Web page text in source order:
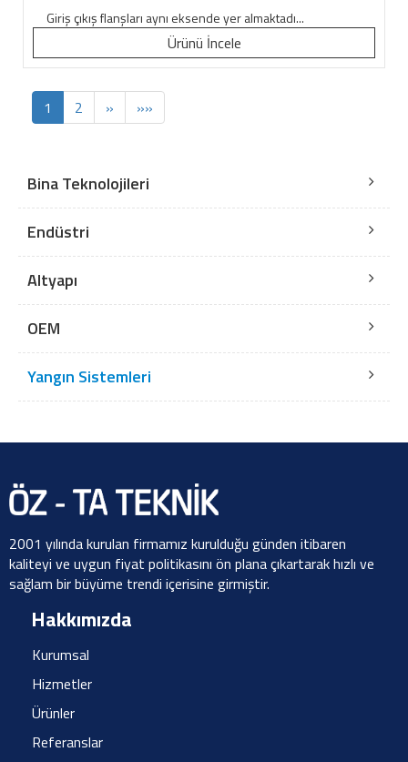
Giriş çıkış flanşları aynı eksende yer almaktadı...
Ürünü İncele
1 2 » »»
Bina Teknolojileri
Endüstri
Altyapı
OEM
Yangın Sistemleri
2001 yılında kurulan firmamız kurulduğu günden itibaren
kaliteyi ve uygun fiyat politikasını ön plana çıkartarak hızlı ve
sağlam bir büyüme trendi içerisine girmiştir.
Hakkımızda
Kurumsal
Hizmetler
Ürünler
Referanslar